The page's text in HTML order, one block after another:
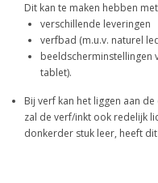
Dit kan te maken hebben
verschillende leveringen
verfbad (m.u.v. naturel
beeldscherminstellingen
tablet).
Bij verf kan het liggen aan
zal de verf/inkt ook redelijk
donkerder stuk leer, heeft